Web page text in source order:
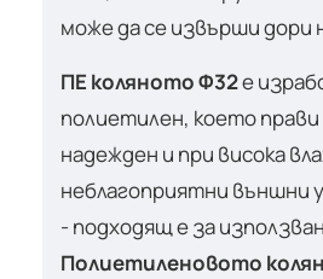
може да се извърши дори
ПЕ коляното Ф32е
полиетилен, което
надежден и при висока
неблагоприятни външни
- подходящ е за
Полиетиленовото